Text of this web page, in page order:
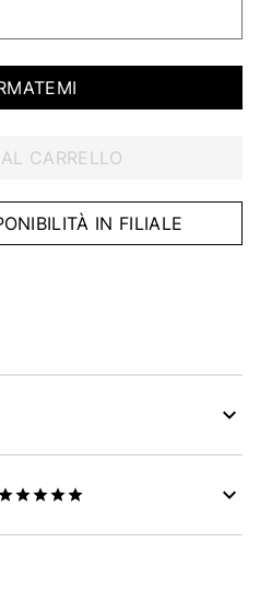
CARRELLO
IN FILIALE